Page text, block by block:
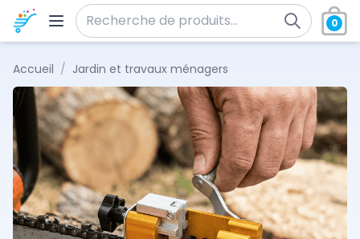
Aller au contenu
Recherche pour :
0
Accueil / Jardin et travaux ménagers